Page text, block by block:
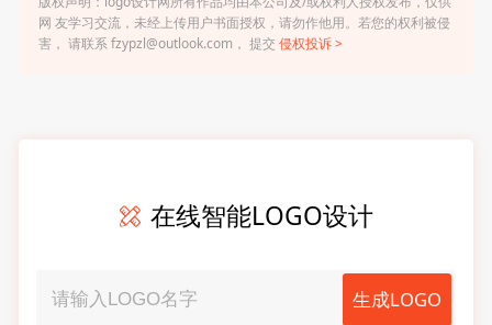
网 友学习交流，未经上传用户书面授权，请勿作他用。若您的权利被侵
害， 请联系 fzypzl@outlook.com， 提交 侵权投诉 >
在线智能LOGO设计
生成LOGO